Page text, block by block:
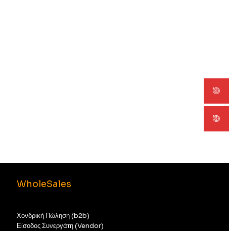
WholeSales
Χονδρική Πώληση (b2b)
Είσοδος Συνεργάτη (Vendor)